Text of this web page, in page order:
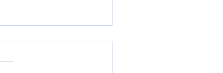
私たちの絆」